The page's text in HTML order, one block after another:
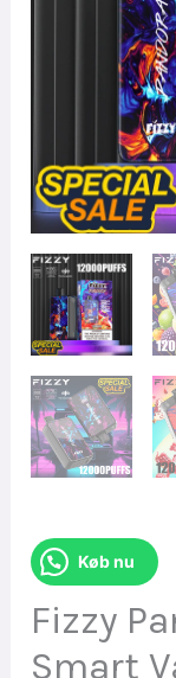
Køb nu
Fizzy
Smart